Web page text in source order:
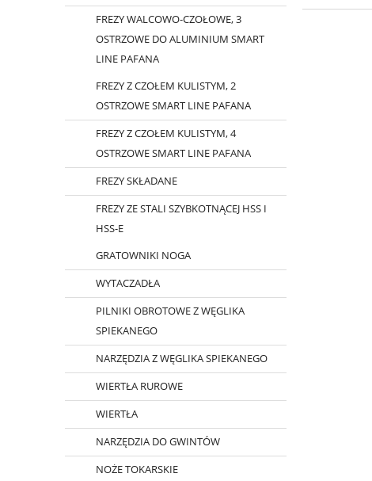
FREZY WALCOWO-CZOŁOWE, 3
OSTRZOWE DO ALUMINIUM SMART
LINE PAFANA
FREZY Z CZOŁEM KULISTYM, 2
OSTRZOWE SMART LINE PAFANA
FREZY Z CZOŁEM KULISTYM, 4
OSTRZOWE SMART LINE PAFANA
FREZY SKŁADANE
FREZY ZE STALI SZYBKOTNĄCEJ HSS I
HSS-E
GRATOWNIKI NOGA
WYTACZADŁA
PILNIKI OBROTOWE Z WĘGLIKA
SPIEKANEGO
NARZĘDZIA Z WĘGLIKA SPIEKANEGO
WIERTŁA RUROWE
WIERTŁA
NARZĘDZIA DO GWINTÓW
NOŻE TOKARSKIE